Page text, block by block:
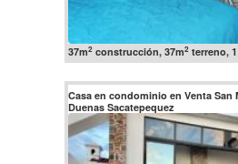
37m2construcción, 37m2terreno,
Casa en condominio en Venta San
Duenas Sacatepequez